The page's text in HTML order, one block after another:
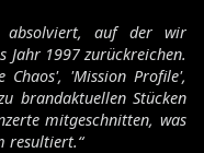
absolviert, auf der wir
Jahr 1997 zurückreichen.
'Mission Profile',
brandaktuellen Stücken
mitgeschnitten, was
resultiert.“